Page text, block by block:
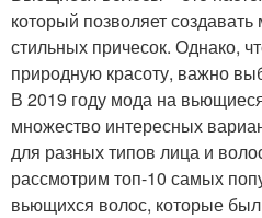
который позволяет
стильных причесок. Однако,
природную красоту, важно
В 2019 году мода на
множество интересных
для разных типов лица и
рассмотрим топ-10 самых
вьющихся волос, которые